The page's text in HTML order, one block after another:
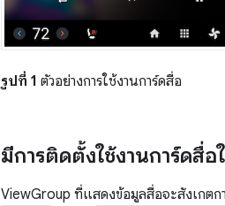
รูปที่ 1 ตัวอย่างการใช้งานการ์ดสื่อ
มีการติดตั้งใช้งานการ์ดสื่อ
ViewGroup ที่แสดงข้อมูลสื่อจะสังเกตก